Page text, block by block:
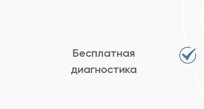
Бесплатная
диагностика